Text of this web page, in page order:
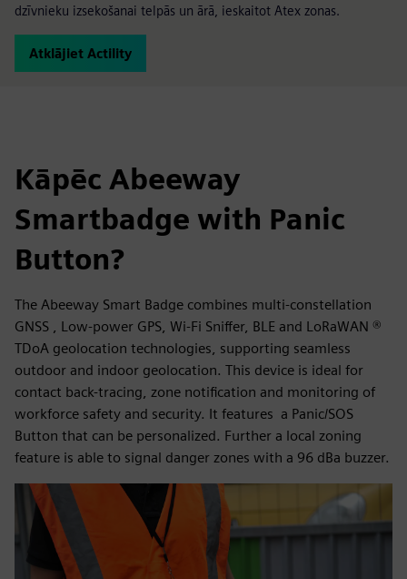
dzīvnieku izsekošanai telpās un ārā, ieskaitot Atex zonas.
Atklājiet Actility
Kāpēc Abeeway
Smartbadge with Panic
Button?
The Abeeway Smart Badge combines multi-constellation
GNSS , Low-power GPS, Wi-Fi Sniffer, BLE and LoRaWAN ®
TDoA geolocation technologies, supporting seamless
outdoor and indoor geolocation. This device is ideal for
contact back-tracing, zone notification and monitoring of
workforce safety and security. It features a Panic/SOS
Button that can be personalized. Further a local zoning
feature is able to signal danger zones with a 96 dBa buzzer.